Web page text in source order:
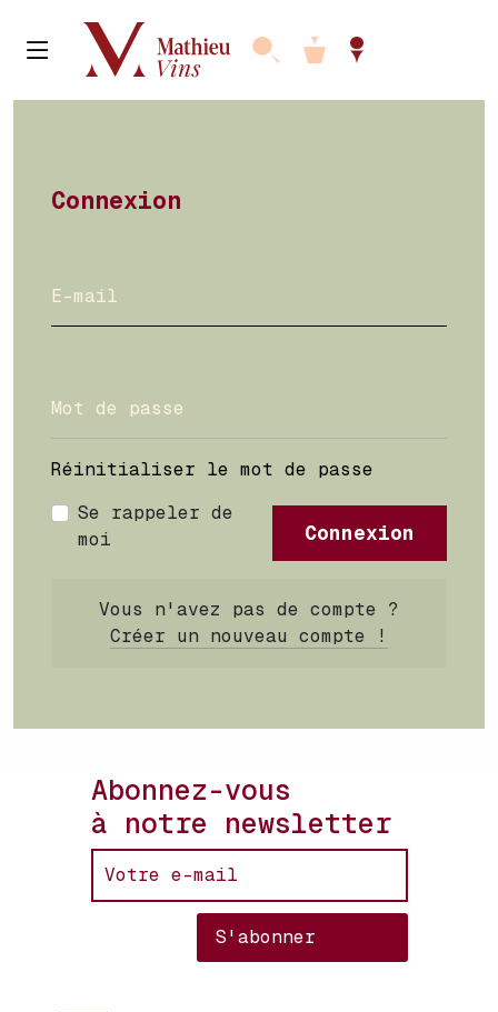
Connexion
Réinitialiser le mot de passe
Se rappeler de
moi
Connexion
Vous n'avez pas de compte ?
Créer un nouveau compte !
Abonnez-vous
à notre newsletter